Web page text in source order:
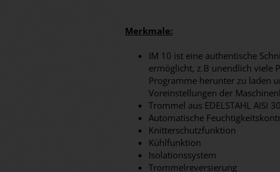
Merkmale:
IM 10 ist eine authentische
ermöglicht, z.B unendlich viele
Programme herunter zu laden
Voreinstellungen der
Trommel aus EDELSTAHL AISI
Automatische
Knitterschutzfunktion
Kühlfunktion
Isolationssystem
Trommelreversierung